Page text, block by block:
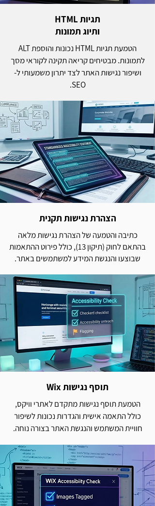
תגיות HTML
ותיוג תמונות
הטמעת תגיות HTML נכונות והוספת ALT
לתמונות. מבטיחים קריאה תקינה לקוראי מסך
ושיפור נגישות האתר לצד יתרון משמעותי ל-
SEO.
הצהרת נגישות תקנית
כתיבה והטמעה של הצהרת נגישות מלאה
בהתאם לחוק (תיקון 13), כולל פירוט ההתאמות
שבוצעו והנגשת המידע למשתמשים באתר.
תוסף נגישות Wix
הטמעת תוסף נגישות מתקדם לאתרי וויקס,
כולל התאמה אישית והגדרות נכונות לשיפור
חוויית המשתמש והנגשת האתר בצורה נוחה.